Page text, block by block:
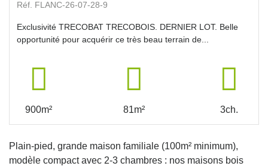
Réf. FLANC-26-07-28-9
Exclusivité TRECOBAT TRECOBOIS. DERNIER LOT. Belle
opportunité pour acquérir ce très beau terrain de...
900m² 81m² 3ch.
Plain-pied, grande maison familiale (100m² minimum),
modèle compact avec 2-3 chambres : nos maisons bois